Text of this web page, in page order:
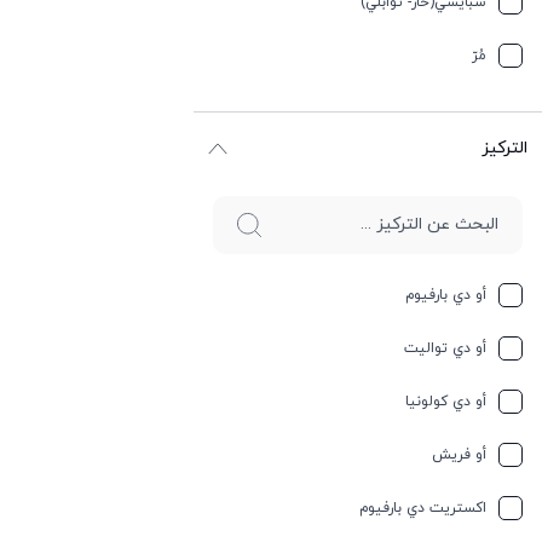
جوز الهند
حامِض
مُرّ
التركيز
أو دي بارفيوم
أو دي تواليت
أو دي كولونيا
أو فريش
اكستريت دي بارفيوم